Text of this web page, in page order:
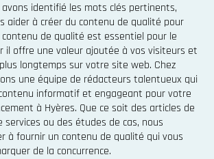
identifié les mots clés pertinents,
aider à créer du contenu de qualité pour
de qualité est essentiel pour le
il offre une valeur ajoutée à vos visiteurs et
longtemps sur votre site web. Chez
une équipe de rédacteurs talentueux qui
informatif et engageant pour votre
à Hyères. Que ce soit des articles de
services ou des études de cas, nous
à fournir un contenu de qualité qui vous
de la concurrence.